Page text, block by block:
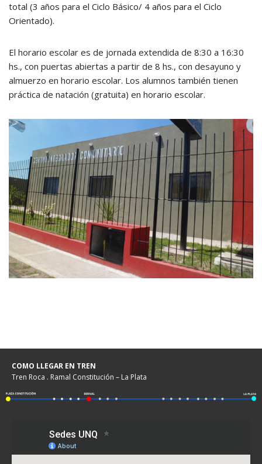
total (3 años para el Ciclo Básico/ 4 años para el Ciclo
Orientado).
El horario escolar es de jornada extendida de 8:30 a 16:30
hs., con puertas abiertas a partir de 8 hs., con desayuno y
almuerzo en horario escolar. Los alumnos también tienen
práctica de natación (gratuita) en horario escolar.
COMO LLEGAR EN TREN
Tren Roca . Ramal Constitución – La Plata